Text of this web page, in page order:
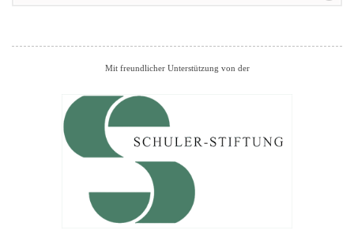
Mit freundlicher Unterstützung von der